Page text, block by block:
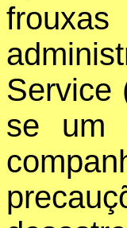
Service
se um